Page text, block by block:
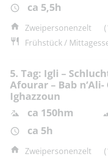
ca 5,5h
Zweipersonenzelt
Frühstück /
5. Tag: Igli –
Afourar – Bab n’Ali-
Ighazzoun
ca 150hm
ca 5h
Zweipersonenzelt